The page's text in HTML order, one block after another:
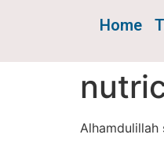
Home
Alhamdulillah